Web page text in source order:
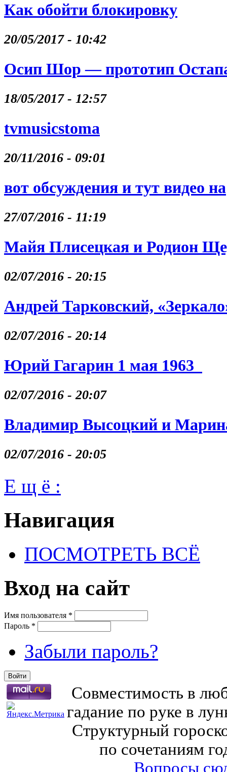
Как обойти блокировку
20/05/2017 - 10:42
Осип Шор — прототип
18/05/2017 - 12:57
tvmusicstoma
20/11/2016 - 09:01
вот обсуждения и тут видео на
27/07/2016 - 11:19
Майя Плисецкая и Родион
02/07/2016 - 20:15
Андрей Тарковский,
02/07/2016 - 20:14
Юрий Гагарин 1 мая 1963
02/07/2016 - 20:07
Владимир Высоцкий и
02/07/2016 - 20:05
Е щ ё :
Навигация
ПОСМОТРЕТЬ ВСЁ
Вход на сайт
Имя пользователя *
Пароль *
Забыли пароль?
Совместимость в
гадание по руке в
Структурный
по сочетаниям
Вопросы